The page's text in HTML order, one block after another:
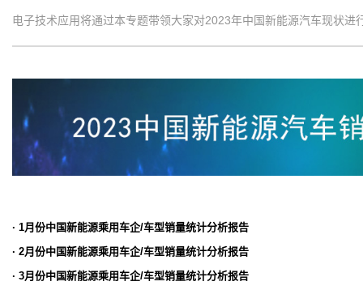
电子技术应用将通过本专题带领大家对2023年中国新能源汽车现状进
· 1月份中国新能源乘用车企/车型销量统计分析报告
· 2月份中国新能源乘用车企/车型销量统计分析报告
· 3月份中国新能源乘用车企/车型销量统计分析报告